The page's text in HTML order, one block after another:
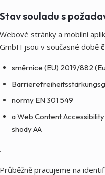
Stav souladu s
Webové stránky a mobilní
GmbH jsou v současné době
směrnice (EU) 2019/882
normy EN 301 549
a Web Content
shody AA
.
Průběžně pracujeme na